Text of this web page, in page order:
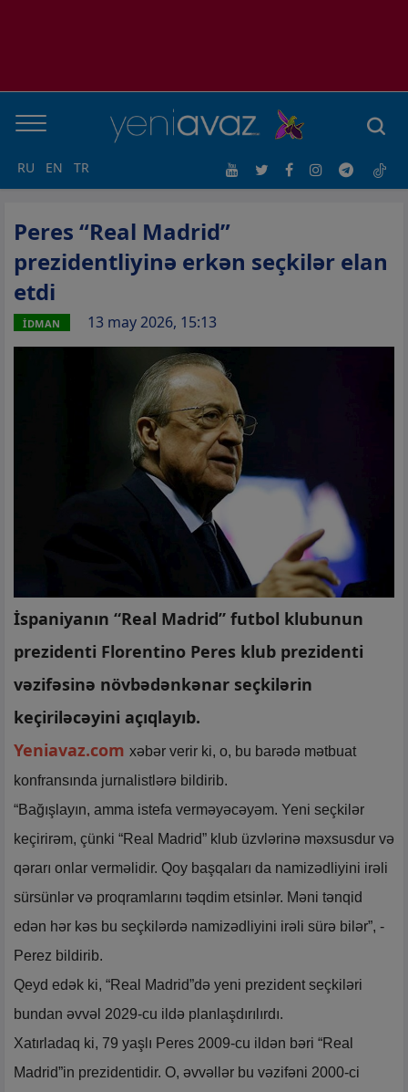
RU EN TR
Peres “Real Madrid”
prezidentliyinə erkən seçkilər elan
etdi
İDMAN 13 may 2026, 15:13
İspaniyanın “Real Madrid” futbol klubunun
prezidenti Florentino Peres klub prezidenti
vəzifəsinə növbədənkənar seçkilərin
keçiriləcəyini açıqlayıb.
Yeniavaz.com xəbər verir ki, o, bu barədə mətbuat
konfransında jurnalistlərə bildirib.
“Bağışlayın, amma istefa verməyəcəyəm. Yeni seçkilər
keçirirəm, çünki “Real Madrid” klub üzvlərinə məxsusdur və
qərarı onlar verməlidir. Qoy başqaları da namizədliyini irəli
sürsünlər və proqramlarını təqdim etsinlər. Məni tənqid
edən hər kəs bu seçkilərdə namizədliyini irəli sürə bilər”, -
Perez bildirib.
Qeyd edək ki, “Real Madrid”də yeni prezident seçkiləri
bundan əvvəl 2029-cu ildə planlaşdırılırdı.
Xatırladaq ki, 79 yaşlı Peres 2009-cu ildən bəri “Real
Madrid”in prezidentidir. O, əvvəllər bu vəzifəni 2000-ci